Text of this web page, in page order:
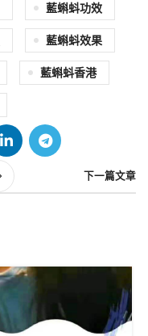
藍蝌蚪功效
藍蝌蚪效果
藍蝌蚪香港
下一篇文章